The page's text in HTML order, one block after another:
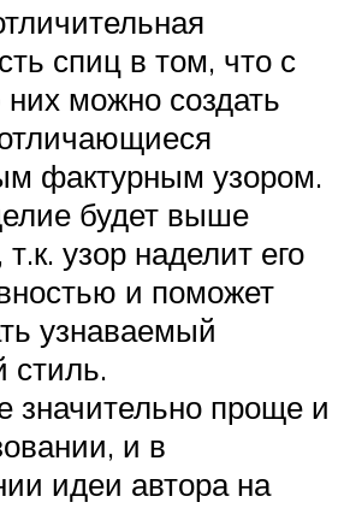
спиц в том, что с
можно создать
фактурным узором.
будет выше
узор наделит его
и поможет
узнаваемый
стиль.
значительно проще и
и в
идеи автора на